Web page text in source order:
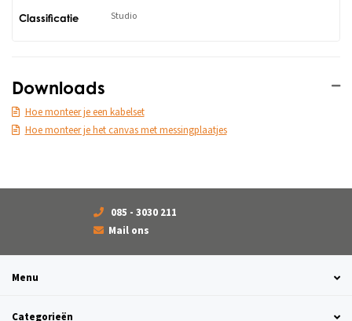
Classificatie Studio
Downloads
Hoe monteer je een kabelset
Hoe monteer je het canvas met messingplaatjes
085 - 3030 211
Mail ons
Menu
Categorieën